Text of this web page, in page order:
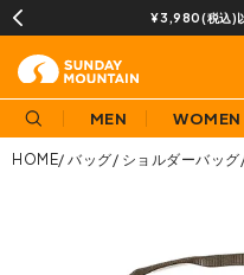
13時までのご注文
MEN WOMEN
HOME バッグ ショルダーバッグ